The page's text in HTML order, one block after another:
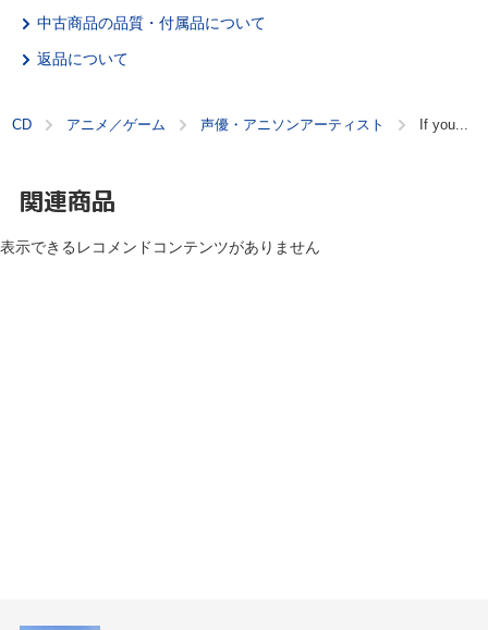
中古商品の品質・付属品について
返品について
CD アニメ／ゲーム 声優・アニソンアーティスト If you...
関連商品
表示できるレコメンドコンテンツがありません